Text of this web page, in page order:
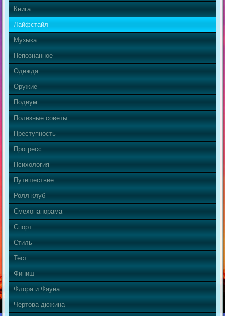
Книга
Лайфстайл
Музыка
Непознанное
Одежда
Оружие
Подиум
Полезные советы
Преступность
Прогресс
Психология
Путешествие
Ролл-клуб
Смехопанорама
Спорт
Стиль
Тест
Финиш
Флора и Фауна
Чертова дюжина